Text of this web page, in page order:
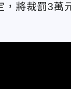
將裁罰3萬